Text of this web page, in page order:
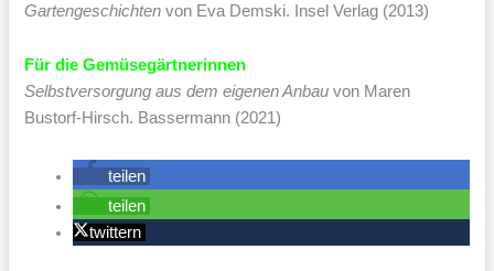
Gartengeschichten von Eva Demski. Insel Verlag (2013)
Für die Gemüsegärtnerinnen
Selbstversorgung aus dem eigenen Anbauvon Maren
Bustorf-Hirsch. Bassermann (2021)
teilen
teilen
twittern